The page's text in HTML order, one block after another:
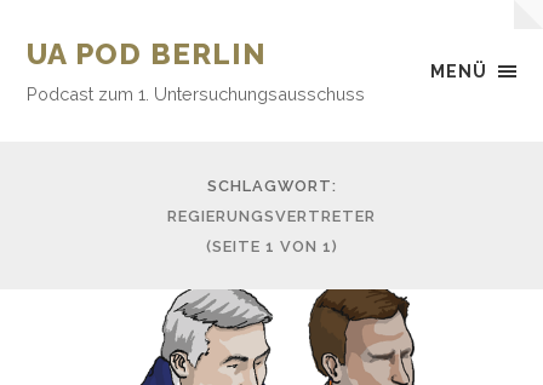
MENÜ
UA POD BERLIN
Podcast zum 1. Untersuchungsausschuss
SCHLAGWORT:
REGIERUNGSVERTRETER
(SEITE 1 VON 1)